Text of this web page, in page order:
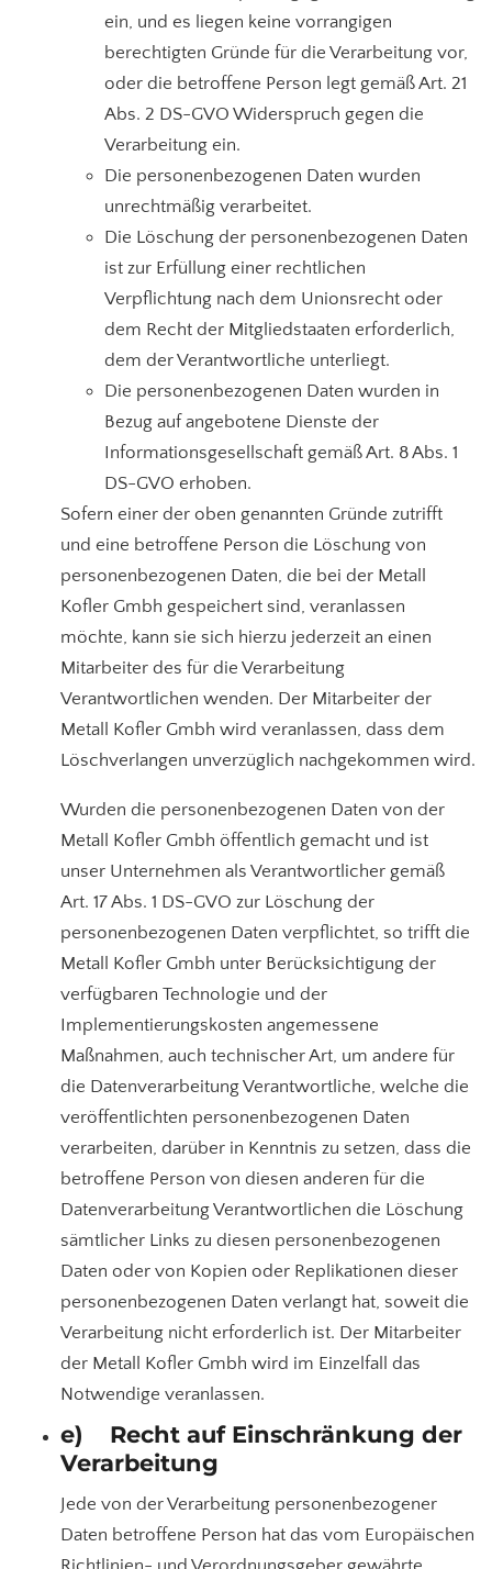
ein, und es liegen keine vorrangigen
berechtigten Gründe für die Verarbeitung vor,
oder die betroffene Person legt gemäß Art. 21
Abs. 2 DS-GVO Widerspruch gegen die
Verarbeitung ein.
Die personenbezogenen Daten wurden
unrechtmäßig verarbeitet.
Die Löschung der personenbezogenen Daten
ist zur Erfüllung einer rechtlichen
Verpflichtung nach dem Unionsrecht oder
dem Recht der Mitgliedstaaten erforderlich,
dem der Verantwortliche unterliegt.
Die personenbezogenen Daten wurden in
Bezug auf angebotene Dienste der
Informationsgesellschaft gemäß Art. 8 Abs. 1
DS-GVO erhoben.
Sofern einer der oben genannten Gründe zutrifft
und eine betroffene Person die Löschung von
personenbezogenen Daten, die bei der Metall
Kofler Gmbh gespeichert sind, veranlassen
möchte, kann sie sich hierzu jederzeit an einen
Mitarbeiter des für die Verarbeitung
Verantwortlichen wenden. Der Mitarbeiter der
Metall Kofler Gmbh wird veranlassen, dass dem
Löschverlangen unverzüglich nachgekommen wird.
Wurden die personenbezogenen Daten von der
Metall Kofler Gmbh öffentlich gemacht und ist
unser Unternehmen als Verantwortlicher gemäß
Art. 17 Abs. 1 DS-GVO zur Löschung der
personenbezogenen Daten verpflichtet, so trifft die
Metall Kofler Gmbh unter Berücksichtigung der
verfügbaren Technologie und der
Implementierungskosten angemessene
Maßnahmen, auch technischer Art, um andere für
die Datenverarbeitung Verantwortliche, welche die
veröffentlichten personenbezogenen Daten
verarbeiten, darüber in Kenntnis zu setzen, dass die
betroffene Person von diesen anderen für die
Datenverarbeitung Verantwortlichen die Löschung
sämtlicher Links zu diesen personenbezogenen
Daten oder von Kopien oder Replikationen dieser
personenbezogenen Daten verlangt hat, soweit die
Verarbeitung nicht erforderlich ist. Der Mitarbeiter
der Metall Kofler Gmbh wird im Einzelfall das
Notwendige veranlassen.
e) Recht auf Einschränkung der
Verarbeitung
Jede von der Verarbeitung personenbezogener
Daten betroffene Person hat das vom Europäischen